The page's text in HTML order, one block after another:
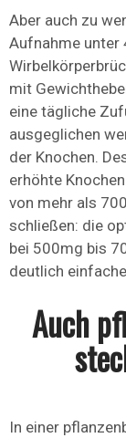
Aber auch zu
Aufnahme unter
mit
eine tägliche
ausgeglichen
der Knochen.
erhöhte
von mehr als
schließen: die
bei 500mg bis
deutlich
Auch
In einer